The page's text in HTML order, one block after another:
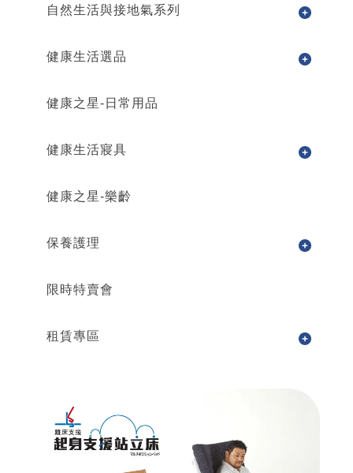
自然生活與接地氣系列
健康生活選品
健康之星-日常用品
健康生活寢具
健康之星-樂齡
保養護理
限時特賣會
租賃專區